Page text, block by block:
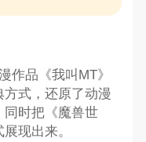
作品《我叫MT》
式，还原了动漫
同时把《魔兽世
现出来。